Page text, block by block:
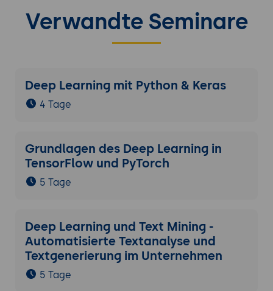
umfassenden Modells mit erweiterten
Funktionen
Projektbeschreibung: Erstellung eines
Anforderungen: Nutzung
fortgeschrittener Techniken und
Schritt-für-Schritt-Anleitung:
Implementierung und Testen der
Erweiterungen und Anpassungen:
Implementierung von
fortgeschrittenen Techniken,
Datenverarbeitung und
Modelloptimierung.
Verwandte Seminare
Deep Learning mit Python & Keras
4 Tage
Grundlagen des Deep Learning in
TensorFlow und PyTorch
5 Tage
Deep Learning und Text Mining -
Automatisierte Textanalyse und
Textgenerierung im Unternehmen
5 Tage